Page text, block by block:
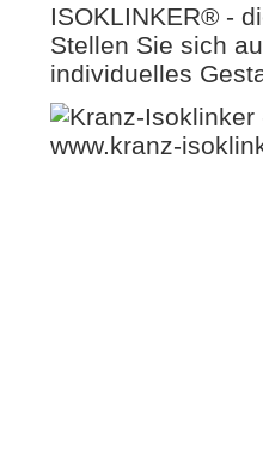
ISOKLINKER® -
Stellen Sie sich
individuelles